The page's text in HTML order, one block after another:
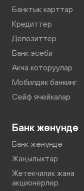
Банктык карттар
Кредиттер
Депозиттер
Банк эсеби
Акча которуулар
Мобилдик банкинг
Сейф ячейкалар
Банк жөнүндө
Банк жөнүндө
Жаңылыктар
Жетекчилик жана
акционерлер